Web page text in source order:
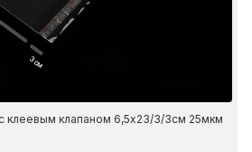
3 см
клеевым клапаном 6,5х23/3/3см 25мкм